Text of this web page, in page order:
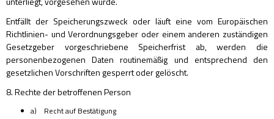
Entfällt der Speicherungszweck oder läuft eine vom Europäischen
Richtlinien- und Verordnungsgeber oder einem anderen zuständigen
Gesetzgeber vorgeschriebene Speicherfrist ab, werden die
personenbezogenen Daten routinemäßig und entsprechend den
gesetzlichen Vorschriften gesperrt oder gelöscht.
8. Rechte der betroffenen Person
a) Recht auf Bestätigung